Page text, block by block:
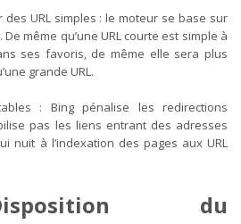
des URL simples : le moteur se base sur
même qu’une URL courte est simple à
ses favoris, de même elle sera plus
grande URL.
: Bing pénalise les redirections
pas les liens entrant des adresses
nuit à l’indexation des pages aux URL
Disposition du